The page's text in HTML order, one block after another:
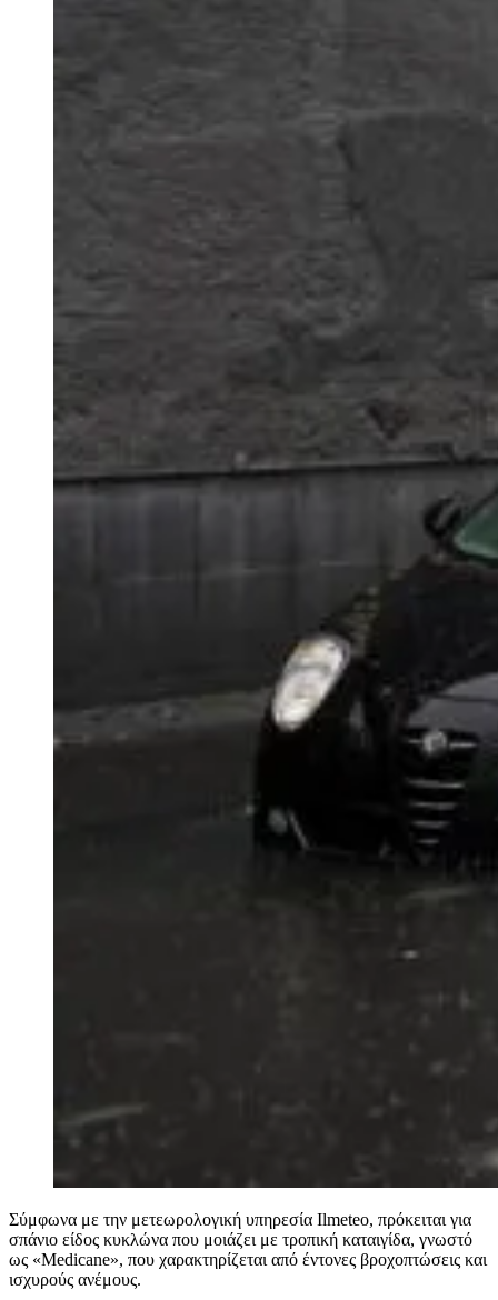
Σύμφωνα με την μετεωρολογική υπηρεσία Ilmeteo, πρόκειται για
σπάνιο είδος κυκλώνα που μοιάζει με τροπική καταιγίδα, γνωστό
ως «Medicane», που χαρακτηρίζεται από έντονες βροχοπτώσεις και
ισχυρούς ανέμους.